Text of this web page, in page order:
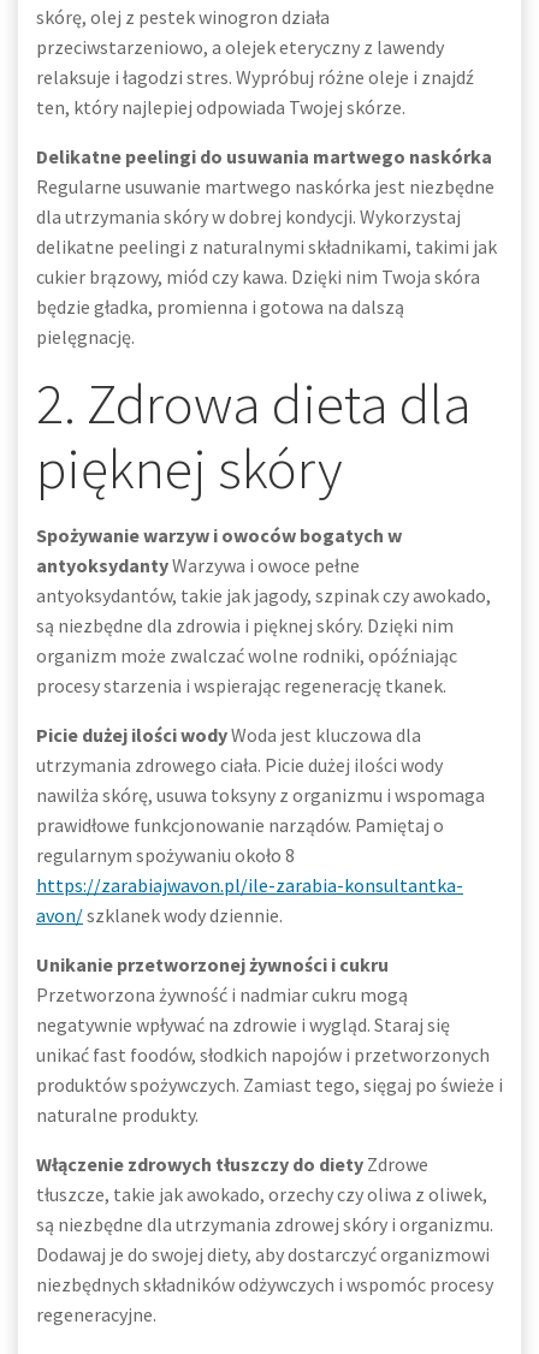
skórę, olej z pestek winogron działa
przeciwstarzeniowo, a olejek eteryczny z lawendy
relaksuje i łagodzi stres. Wypróbuj różne oleje i znajdź
ten, który najlepiej odpowiada Twojej skórze.
Delikatne peelingi do usuwania martwego naskórka
Regularne usuwanie martwego naskórka jest niezbędne
dla utrzymania skóry w dobrej kondycji. Wykorzystaj
delikatne peelingi z naturalnymi składnikami, takimi jak
cukier brązowy, miód czy kawa. Dzięki nim Twoja skóra
będzie gładka, promienna i gotowa na dalszą
pielęgnację.
2. Zdrowa dieta dla
pięknej skóry
Spożywanie warzyw i owoców bogatych w
antyoksydantyWarzywa i owoce pełne
antyoksydantów, takie jak jagody, szpinak czy awokado,
są niezbędne dla zdrowia i pięknej skóry. Dzięki nim
organizm może zwalczać wolne rodniki, opóźniając
procesy starzenia i wspierając regenerację tkanek.
Picie dużej ilości wodyWoda jest kluczowa dla
utrzymania zdrowego ciała. Picie dużej ilości wody
nawilża skórę, usuwa toksyny z organizmu i wspomaga
prawidłowe funkcjonowanie narządów. Pamiętaj o
regularnym spożywaniu około 8
https://zarabiajwavon.pl/ile-zarabia-konsultantka-
avon/szklanek wody dziennie.
Unikanie przetworzonej żywności i cukru
Przetworzona żywność i nadmiar cukru mogą
negatywnie wpływać na zdrowie i wygląd. Staraj się
unikać fast foodów, słodkich napojów i przetworzonych
produktów spożywczych. Zamiast tego, sięgaj po świeże i
naturalne produkty.
Włączenie zdrowych tłuszczy do diety Zdrowe
tłuszcze, takie jak awokado, orzechy czy oliwa z oliwek,
są niezbędne dla utrzymania zdrowej skóry i organizmu.
Dodawaj je do swojej diety, aby dostarczyć organizmowi
niezbędnych składników odżywczych i wspomóc procesy
regeneracyjne.